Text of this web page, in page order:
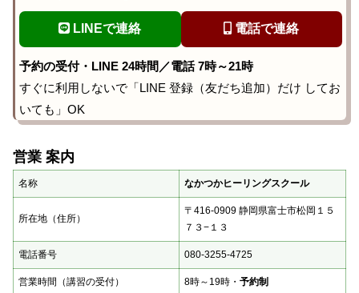
LINEで連絡 電話で連絡
予約の受付・LINE 24時間／電話 7時～21時
すぐに利用しないで「LINE 登録（友だち追加）だけ してお
いても」OK
営業 案内
名称 なかつかヒーリングスクール
所在地（住所）
〒416-0909 静岡県富士市松岡１５
７３−１３
電話番号 080-3255-4725
営業時間（講習の受付） 8時～19時・ 予約制